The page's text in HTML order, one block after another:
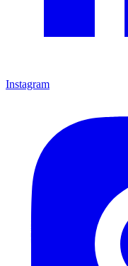
Instagram